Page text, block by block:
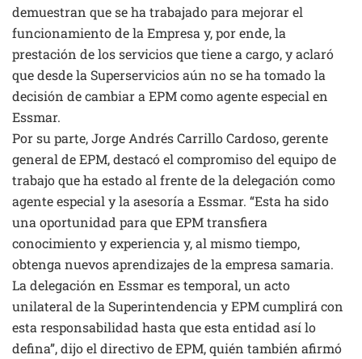
demuestran que se ha trabajado para mejorar el
funcionamiento de la Empresa y, por ende, la
prestación de los servicios que tiene a cargo, y aclaró
que desde la Superservicios aún no se ha tomado la
decisión de cambiar a EPM como agente especial en
Essmar.
Por su parte, Jorge Andrés Carrillo Cardoso, gerente
general de EPM, destacó el compromiso del equipo de
trabajo que ha estado al frente de la delegación como
agente especial y la asesoría a Essmar. “Esta ha sido
una oportunidad para que EPM transfiera
conocimiento y experiencia y, al mismo tiempo,
obtenga nuevos aprendizajes de la empresa samaria.
La delegación en Essmar es temporal, un acto
unilateral de la Superintendencia y EPM cumplirá con
esta responsabilidad hasta que esta entidad así lo
defina”, dijo el directivo de EPM, quién también afirmó